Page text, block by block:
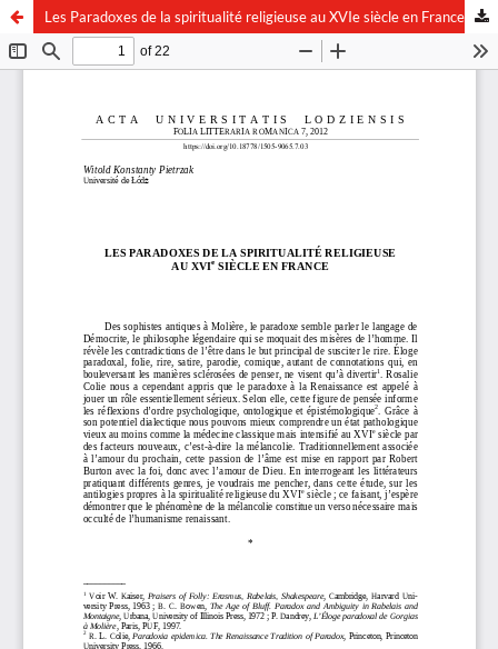
Les Paradoxes de la spiritualité religieuse au XVIe siècle en France